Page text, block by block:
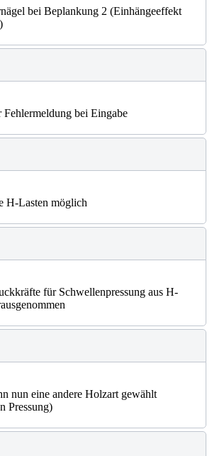
bei Beplankung 2 (Einhängeeffekt
bei Eingabe
H-Lasten möglich
für Schwellenpressung aus H-
nun eine andere Holzart gewählt
Pressung)